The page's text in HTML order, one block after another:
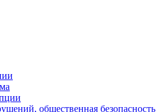
общественная безопасность